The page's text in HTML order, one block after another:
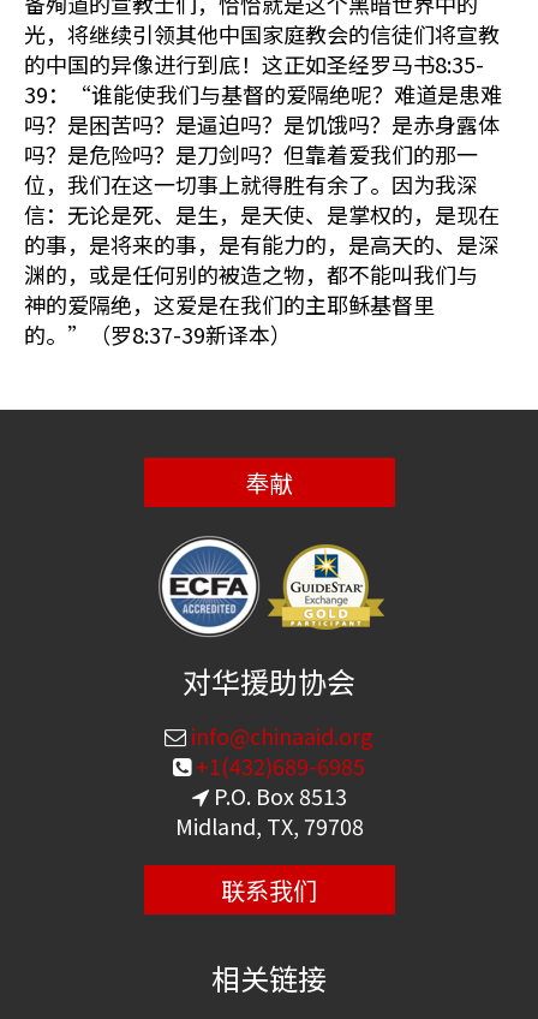
光，将继续引领其他中国家庭教会的信徒们将宣教
的中国的异像进行到底！这正如圣经罗马书8:35-
39：“谁能使我们与基督的爱隔绝呢？难道是患难
吗？是困苦吗？是逼迫吗？是饥饿吗？是赤身露体
吗？是危险吗？是刀剑吗？但靠着爱我们的那一
位，我们在这一切事上就得胜有余了。因为我深
信：无论是死、是生，是天使、是掌权的，是现在
的事，是将来的事，是有能力的，是高天的、是深
渊的，或是任何别的被造之物，都不能叫我们与
神的爱隔绝，这爱是在我们的主耶稣基督里
的。”（罗8:37-39新译本）
奉献
对华援助协会
info@chinaaid.org
+1(432)689-6985
P.O. Box 8513
Midland, TX, 79708
联系我们
相关链接